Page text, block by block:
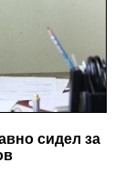
сидел за